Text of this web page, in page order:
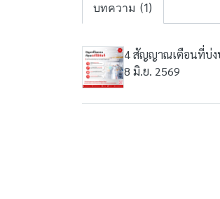
บทความ (1)
4 สัญญาณเตือนที่บ่ง
8 มิ.ย. 2569